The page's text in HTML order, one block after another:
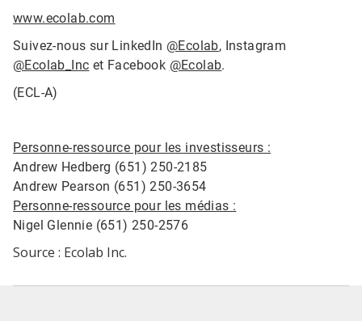
www.ecolab.com
Suivez-nous sur LinkedIn @Ecolab, Instagram
@Ecolab_Inc et Facebook @Ecolab.
(ECL-A)
Personne-ressource pour les investisseurs :
Andrew Hedberg (651) 250-2185
Andrew Pearson (651) 250-3654
Personne-ressource pour les médias :
Nigel Glennie (651) 250-2576
Source : Ecolab Inc.